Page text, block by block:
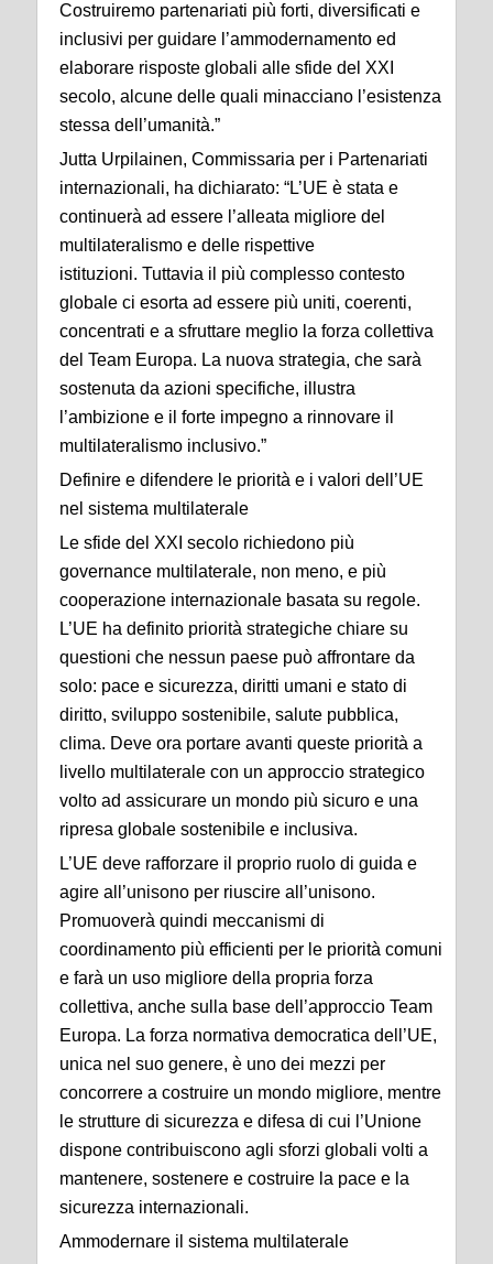
Costruiremo partenariati più forti, diversificati e
inclusivi per guidare l’ammodernamento ed
elaborare risposte globali alle sfide del XXI
secolo, alcune delle quali minacciano l’esistenza
stessa dell’umanità.”
Jutta Urpilainen, Commissaria per i Partenariati
internazionali, ha dichiarato: “L’UE è stata e
continuerà ad essere l’alleata migliore del
multilateralismo e delle rispettive
istituzioni. Tuttavia il più complesso contesto
globale ci esorta ad essere più uniti, coerenti,
concentrati e a sfruttare meglio la forza collettiva
del Team Europa. La nuova strategia, che sarà
sostenuta da azioni specifiche, illustra
l’ambizione e il forte impegno a rinnovare il
multilateralismo inclusivo.”
Definire e difendere le priorità e i valori dell’UE
nel sistema multilaterale
Le sfide del XXI secolo richiedono più
governance multilaterale, non meno, e più
cooperazione internazionale basata su regole.
L’UE ha definito priorità strategiche chiare su
questioni che nessun paese può affrontare da
solo: pace e sicurezza, diritti umani e stato di
diritto, sviluppo sostenibile, salute pubblica,
clima. Deve ora portare avanti queste priorità a
livello multilaterale con un approccio strategico
volto ad assicurare un mondo più sicuro e una
ripresa globale sostenibile e inclusiva.
L’UE deve rafforzare il proprio ruolo di guida e
agire all’unisono per riuscire all’unisono.
Promuoverà quindi meccanismi di
coordinamento più efficienti per le priorità comuni
e farà un uso migliore della propria forza
collettiva, anche sulla base dell’approccio Team
Europa. La forza normativa democratica dell’UE,
unica nel suo genere, è uno dei mezzi per
concorrere a costruire un mondo migliore, mentre
le strutture di sicurezza e difesa di cui l’Unione
dispone contribuiscono agli sforzi globali volti a
mantenere, sostenere e costruire la pace e la
sicurezza internazionali.
Ammodernare il sistema multilaterale